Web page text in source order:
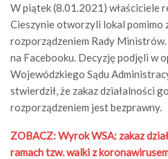
W piątek (8.01.2021) właściciele
Cieszynie otworzyli lokal pomimo
rozporządzeniem Rady
na Facebooku. Decyzję podjęli w
Wojewódzkiego Sądu
stwierdził, że zakaz działalności
rozporządzeniem jest bezprawny.
ZOBACZ: Wyrok WSA: zakaz
ramach tzw. walki z